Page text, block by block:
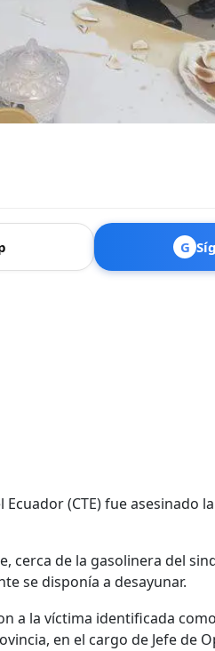
G
(CTE) fue asesinado
cerca de la gasolinera del
se disponía a desayunar.
a la víctima identificada
en el cargo de Jefe de